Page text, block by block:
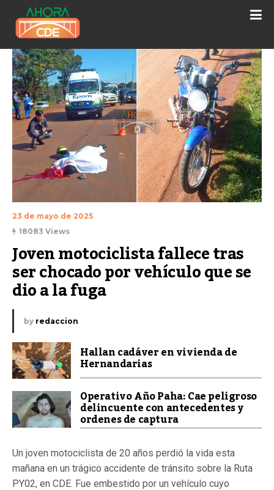
23 de mayo de 2025
18083 Views
Joven motociclista fallece tras
ser chocado por vehículo que se
dio a la fuga
by redaccion
Hallan cadáver en vivienda de
Hernandarias
Operativo Año Paha: Cae peligroso
delincuente con antecedentes y
ordenes de captura
Un joven motociclista de 20 años perdió la vida esta
mañana en un trágico accidente de tránsito sobre la Ruta
PY02, en CDE. Fue embestido por un vehículo cuyo